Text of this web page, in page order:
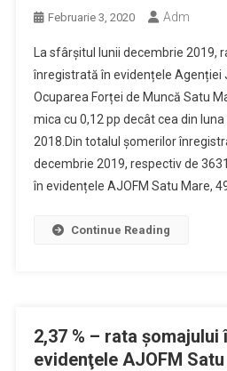
Februarie 3, 2020 Adm
La sfârșitul lunii decembrie 2019,
înregistrată în evidențele Agenției
Ocuparea Forței de Muncă Satu
mica cu 0,12 pp decât cea din
2018.Din totalul șomerilor
decembrie 2019, respectiv de
în evidențele AJOFM Satu Mare,
Continue Reading
2,37 % – rata
evidenţele AJOFM